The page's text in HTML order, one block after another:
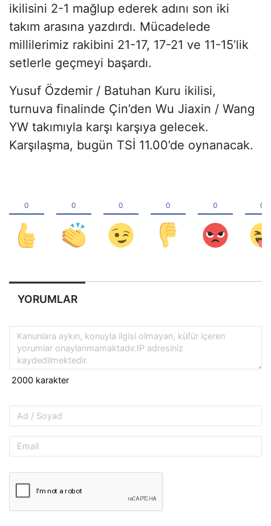
ikilisini 2-1 mağlup ederek adını son iki
takım arasına yazdırdı. Mücadelede
millilerimiz rakibini 21-17, 17-21 ve 11-15’lik
setlerle geçmeyi başardı.
Yusuf Özdemir / Batuhan Kuru ikilisi,
turnuva finalinde Çin’den Wu Jiaxin / Wang
YW takımıyla karşı karşıya gelecek.
Karşılaşma, bugün TSİ 11.00’de oynanacak.
YORUMLAR